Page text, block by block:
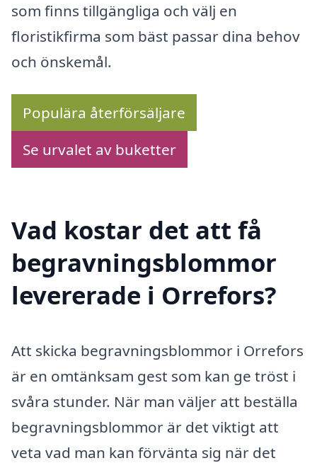
som finns tillgängliga och välj en
floristikfirma som bäst passar dina behov
och önskemål.
Populära återförsäljare
Se urvalet av buketter
Vad kostar det att få
begravningsblommor
levererade i Orrefors?
Att skicka begravningsblommor i Orrefors
är en omtänksam gest som kan ge tröst i
svåra stunder. När man väljer att beställa
begravningsblommor är det viktigt att
veta vad man kan förvänta sig när det